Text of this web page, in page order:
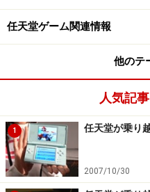
任天堂ゲーム関連情報
他のテ
人気記
1 任天堂が乗り
2007/10/30